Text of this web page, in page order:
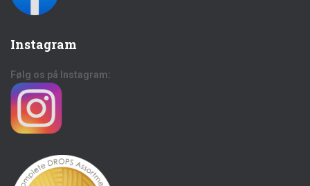
Instagram
Følg os på Instagram: